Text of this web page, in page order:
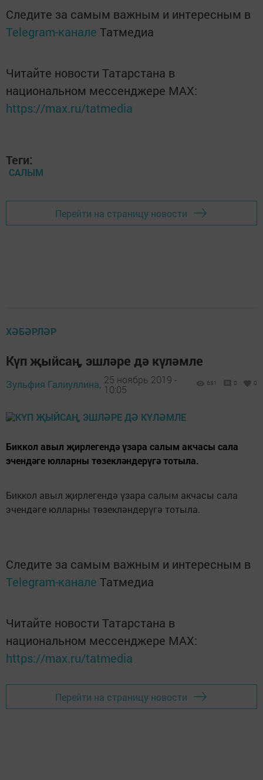
Следите за самым важным и интересным в
Telegram-канале Татмедиа
Читайте новости Татарстана в
национальном мессенджере MАХ:
https://max.ru/tatmedia
Теги:
САЛЫМ
Перейти на страницу новости
ХӘБӘРЛӘР
Күп җыйсаң, эшләре дә күләмле
Зульфия Галиуллина, 25 ноябрь 2019 -
10:05
681 0 0
Биккол авыл җирлегендә үзара салым акчасы сала
эчендәге юлларны төзекләндерүгә тотыла.
Биккол авыл җирлегендә үзара салым акчасы сала
эчендәге юлларны төзекләндерүгә тотыла.
Следите за самым важным и интересным в
Telegram-канале Татмедиа
Читайте новости Татарстана в
национальном мессенджере MАХ:
https://max.ru/tatmedia
Перейти на страницу новости